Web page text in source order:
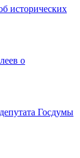
исторических
о
Госдумы